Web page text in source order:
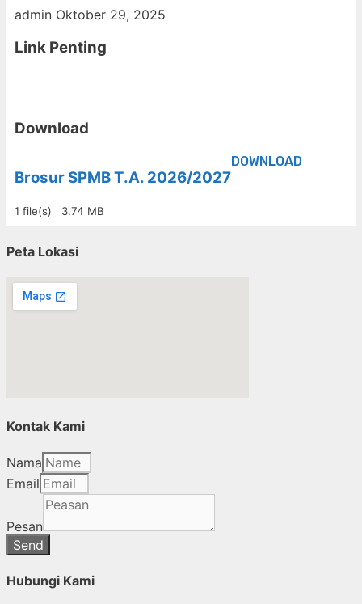
admin Oktober 29, 2025
Link Penting
Download
Brosur SPMB T.A. 2026/2027
1 file(s) 3.74 MB
DOWNLOAD
Peta Lokasi
Kontak Kami
Nama
Email
Pesan
Send
Hubungi Kami